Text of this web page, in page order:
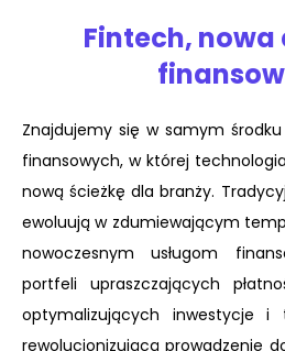
Fintech, nowa
Znajdujemy się w samym
finansowych, w której
nową ścieżkę dla branży.
ewoluują w zdumiewającym
nowoczesnym usługom
portfeli upraszczających
optymalizujących inwestycje i
rewolucjonizującą prowadzenie